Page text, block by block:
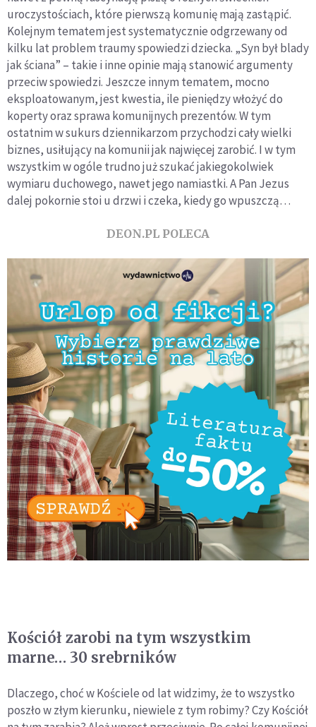
uroczystościach, które pierwszą komunię mają zastąpić.
Kolejnym tematem jest systematycznie odgrzewany od
kilku lat problem traumy spowiedzi dziecka. „Syn był blady
jak ściana” – takie i inne opinie mają stanowić argumenty
przeciw spowiedzi. Jeszcze innym tematem, mocno
eksploatowanym, jest kwestia, ile pieniędzy włożyć do
koperty oraz sprawa komunijnych prezentów. W tym
ostatnim w sukurs dziennikarzom przychodzi cały wielki
biznes, usiłujący na komunii jak najwięcej zarobić. I w tym
wszystkim w ogóle trudno już szukać jakiegokolwiek
wymiaru duchowego, nawet jego namiastki. A Pan Jezus
dalej pokornie stoi u drzwi i czeka, kiedy go wpuszczą…
DEON.PL POLECA
Kościół zarobi na tym wszystkim
marne… 30 srebrników
Dlaczego, choć w Kościele od lat widzimy, że to wszystko
poszło w złym kierunku, niewiele z tym robimy? Czy Kościół